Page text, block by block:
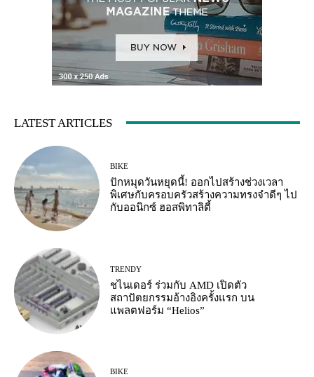
LATEST ARTICLES
BIKE
ปักหมุดวันหยุดนี้! ออกไปสร้างช่วงเวลา
พิเศษกับครอบครัวสร้างความทรงจำดีๆ ไป
กับออนิกซ์ ฮอสพิทาลิตี้
TRENDY
ชไนเดอร์ ร่วมกับ AMD เปิดตัว
สถาปัตยกรรมอ้างอิงครั้งแรก บน
แพลตฟอร์ม “Helios”
BIKE